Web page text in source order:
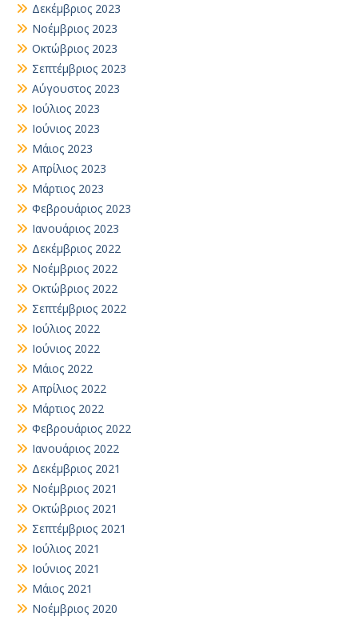
Δεκέμβριος 2023
Νοέμβριος 2023
Οκτώβριος 2023
Σεπτέμβριος 2023
Αύγουστος 2023
Ιούλιος 2023
Ιούνιος 2023
Μάιος 2023
Απρίλιος 2023
Μάρτιος 2023
Φεβρουάριος 2023
Ιανουάριος 2023
Δεκέμβριος 2022
Νοέμβριος 2022
Οκτώβριος 2022
Σεπτέμβριος 2022
Ιούλιος 2022
Ιούνιος 2022
Μάιος 2022
Απρίλιος 2022
Μάρτιος 2022
Φεβρουάριος 2022
Ιανουάριος 2022
Δεκέμβριος 2021
Νοέμβριος 2021
Οκτώβριος 2021
Σεπτέμβριος 2021
Ιούλιος 2021
Ιούνιος 2021
Μάιος 2021
Νοέμβριος 2020